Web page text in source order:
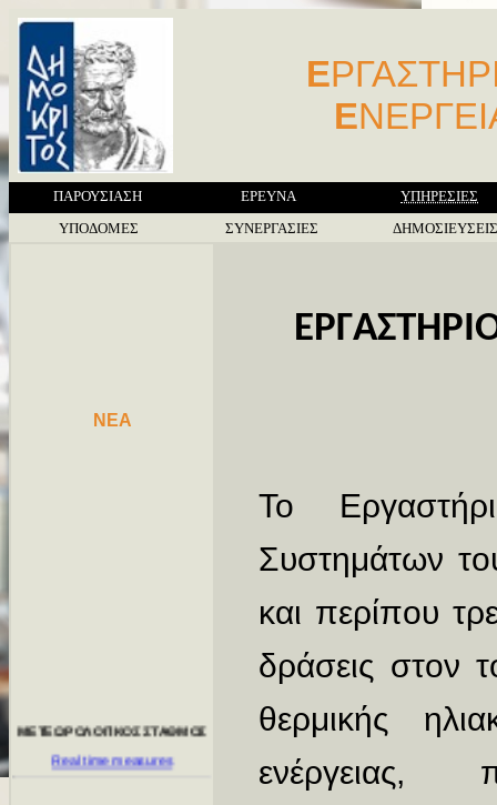
Ε
Ε
ΠΑΡΟΥΣΙΑΣΗ ΕΡΕΥΝΑ
ΥΠΗΡΕΣΙΕΣ
ΥΠΟΔΟΜΕΣ
ΣΥΝΕΡΓΑΣΙΕΣ ΔΗΜΟΣΙΕΥΣΕΙΣ
NEA
ΒΙΒΛΙΟ ΑΦΑΛΑΤΩΣΗΣ
Θερμική Ηλιακή Αφαλάτωση:
Εφαρμογές της ηλιακής ενέργειας
Το
Συστημάτων
και περίπου
δράσεις στον
θερμικής
ενέργειας,